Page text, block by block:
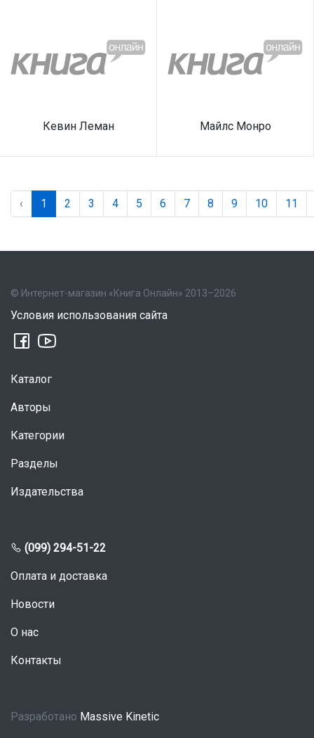
Кевин Леман Майлс Монро
‹ 1 2 3 4 5 6 7 8 9 10 11
© Интернет-магазин «Книга Онлайн» 2013–2026
Условия использования сайта
Каталог
Авторы
Категории
Разделы
Издательства
(099) 294-51-22
Оплата и доставка
Новости
О нас
Контакты
Разработано Massive Kinetic